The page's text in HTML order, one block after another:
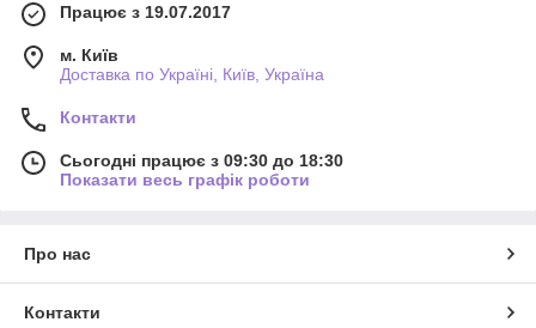
Працює з 19.07.2017
м. Київ
Доставка по Україні, Київ, Україна
Контакти
Сьогодні працює з 09:30 до 18:30
Показати весь графік роботи
Про нас
Контакти